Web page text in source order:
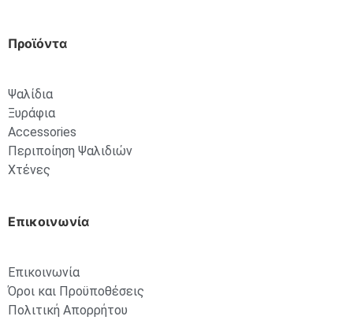
Προϊόντα
Ψαλίδια
Ξυράφια
Accessories
Περιποίηση Ψαλιδιών
Χτένες
Επικοινωνία
Επικοινωνία
Όροι και Προϋποθέσεις
Πολιτική Απορρήτου